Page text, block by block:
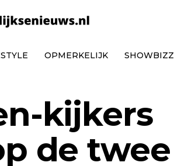
OPMERKELIJK SHOWBIZZ
kijkers
de twee